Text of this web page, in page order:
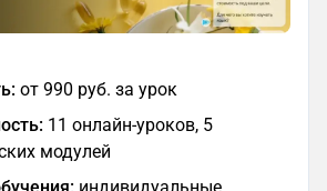
от 990 руб. за урок
11 онлайн-уроков, 5
модулей